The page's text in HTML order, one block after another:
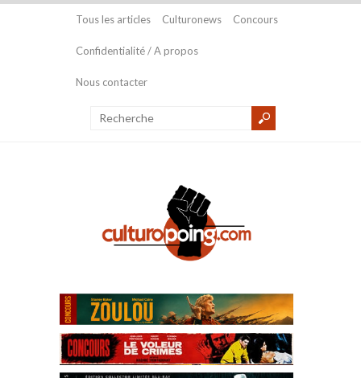
Tous les articles Culturonews Concours
Confidentialité / A propos
Nous contacter